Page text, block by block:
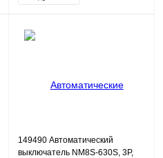
149490 Автоматический
выключатель NM8S-630S, 3P,